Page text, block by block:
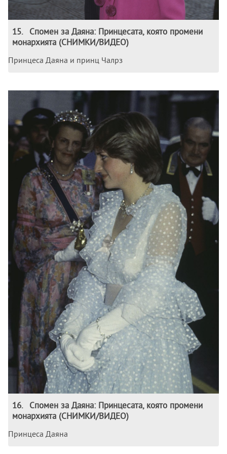
15.
Спомен за Даяна: Принцесата, която промени
монархията (СНИМКИ/ВИДЕО)
Принцеса Даяна и принц Чалрз
16.
Спомен за Даяна: Принцесата, която промени
монархията (СНИМКИ/ВИДЕО)
Принцеса Даяна